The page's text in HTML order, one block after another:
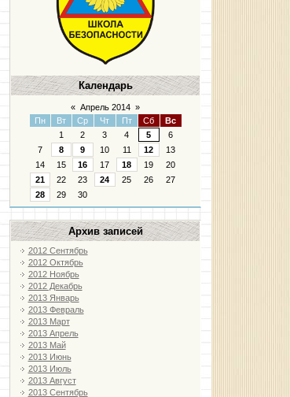
Календарь
« Апрель 2014 »
Пн
Вт Ср Чт Пт Сб
Вс
1
2 3 4 5
6
7
8 9 10 11 12
13
14
15 16 17 18 19
20
21
22 23 24 25 26
27
28
29 30
Архив записей
2012 Сентябрь
2012 Октябрь
2012 Ноябрь
2012 Декабрь
2013 Январь
2013 Февраль
2013 Март
2013 Апрель
2013 Май
2013 Июнь
2013 Июль
2013 Август
2013 Сентябрь